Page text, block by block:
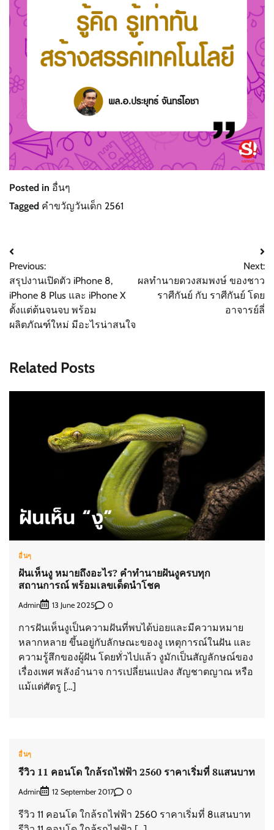
Posted in อื่นๆ
Tagged คำขวัญวันเด็ก 2561
Post
navigation
Previous:
สรุปงานเปิดตัว iPhone 8,
iPhone 8 Plus และ iPhone X
ตั้งแต่ต้นจนจบ พร้อม
ผลิตภัณฑ์ใหม่ มีอะไรน่าสนใจ
Next:
ผลทำนายดวงสมพงษ์ ของชาว
ราศีกันย์ กับ ราศีกันย์ โดย
อาจารย์ลี่
Related Posts
อื่นๆ
ฝันเห็นงู หมายถึงอะไร? คำทำนายฝันงูครบทุก
สถานการณ์ พร้อมเลขเด็ดนำโชค
Admin 13 June 2025 0
การฝันเห็นงูเป็นความฝันที่พบได้บ่อยและมีความหมาย
หลากหลาย ขึ้นอยู่กับลักษณะของงู เหตุการณ์ในฝัน และ
ความรู้สึกของผู้ฝัน โดยทั่วไปแล้ว งูมักเป็นสัญลักษณ์ของ
เรื่องเพศ พลังอำนาจ การเปลี่ยนแปลง สัญชาตญาณ หรือ
แม้แต่ศัตรู […]
อื่นๆ
รีวิว 11 คอนโด ใกล้รถไฟฟ้า 2560 ราคาเริ่มที่ 8แสนบาท
Admin 12 September 2017 0
รีวิว 11 คอนโด ใกล้รถไฟฟ้า 2560 ราคาเริ่มที่ 8แสนบาท